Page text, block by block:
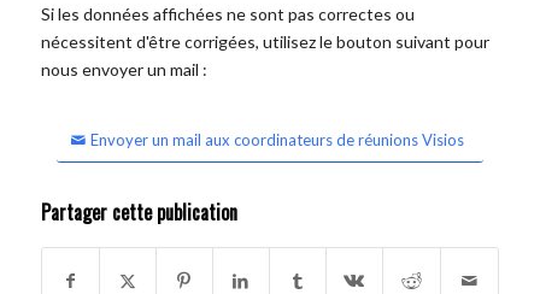
Si les données affichées ne sont pas correctes ou
nécessitent d'être corrigées, utilisez le bouton suivant pour
nous envoyer un mail :
Envoyer un mail aux coordinateurs de réunions Visios
Partager cette publication